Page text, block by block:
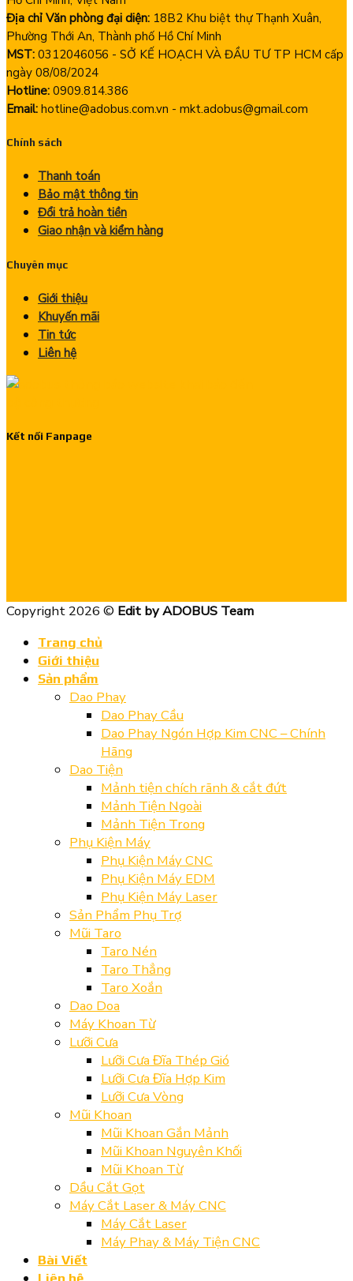
Địa chỉ Văn phòng đại diện: 18B2 Khu biệt thự Thạnh Xuân,
Phường Thới An, Thành phố Hồ Chí Minh
MST: 0312046056 - SỞ KẾ HOẠCH VÀ ĐẦU TƯ TP HCM cấp
ngày 08/08/2024
Hotline: 0909.814.386
Email: hotline@adobus.com.vn - mkt.adobus@gmail.com
Chính sách
Thanh toán
Bảo mật thông tin
Đổi trả hoàn tiền
Giao nhận và kiểm hàng
Chuyên mục
Giới thiệu
Khuyến mãi
Tin tức
Liên hệ
Kết nối Fanpage
Copyright 2026 © Edit by ADOBUS Team
Trang chủ
Giới thiệu
Sản phẩm
Dao Phay
Dao Phay Cầu
Dao Phay Ngón Hợp Kim CNC – Chính
Hãng
Dao Tiện
Mảnh tiện chích rãnh & cắt đứt
Mảnh Tiện Ngoài
Mảnh Tiện Trong
Phụ Kiện Máy
Phụ Kiện Máy CNC
Phụ Kiện Máy EDM
Phụ Kiện Máy Laser
Sản Phẩm Phụ Trợ
Mũi Taro
Taro Nén
Taro Thẳng
Taro Xoắn
Dao Doa
Máy Khoan Từ
Lưỡi Cưa
Lưỡi Cưa Đĩa Thép Gió
Lưỡi Cưa Đĩa Hợp Kim
Lưỡi Cưa Vòng
Mũi Khoan
Mũi Khoan Gắn Mảnh
Mũi Khoan Nguyên Khối
Mũi Khoan Từ
Dầu Cắt Gọt
Máy Cắt Laser & Máy CNC
Máy Cắt Laser
Máy Phay & Máy Tiện CNC
Bài Viết